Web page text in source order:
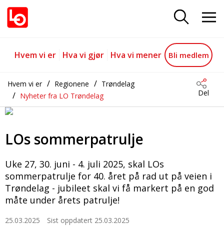
Påmelding til sommerpatruljen
Gå til hovedinnhold
Gå til navigasjon
Hvem vi er Hva vi gjør Hva vi mener Bli medlem
Hvem vi er Regionene
Trøndelag
Nyheter fra LO Trøndelag
Del
LOs sommerpatrulje
Uke 27, 30. juni - 4. juli 2025, skal LOs
sommerpatrulje for 40. året på rad ut på veien i
Trøndelag - jubileet skal vi få markert på en god
måte under årets patrulje!
25.03.2025 Sist oppdatert 25.03.2025